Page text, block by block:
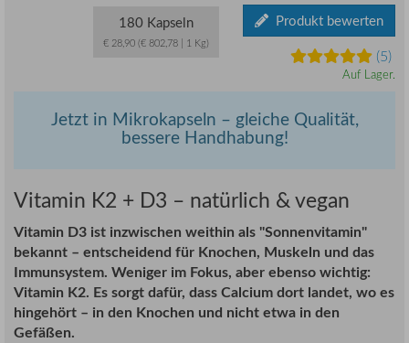
Produkt bewerten
(5)
Auf Lager.
180 Kapseln
€ 28,90 (€ 802,78 | 1 Kg)
Jetzt in Mikrokapseln – gleiche Qualität,
bessere Handhabung!
Vitamin K2 + D3 – natürlich & vegan
Vitamin D3 ist inzwischen weithin als "Sonnenvitamin"
bekannt – entscheidend für Knochen, Muskeln und das
Immunsystem. Weniger im Fokus, aber ebenso wichtig:
Vitamin K2. Es sorgt dafür, dass Calcium dort landet, wo es
hingehört – in den Knochen und nicht etwa in den
Gefäßen.